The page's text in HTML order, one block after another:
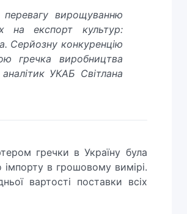
перевагу вирощуванню
на експорт культур:
Серйозну конкуренцію
гречка виробництва
УКАБ Світлана
гречки в Україну була
імпорту в грошовому вимірі.
вартості поставки всіх